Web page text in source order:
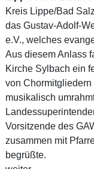
Kreis Lippe/Bad
das Gustav-Adolf-
e.V., welches
Aus diesem Anlass
Kirche Sylbach ein
von Chormitgliedern
musikalisch
Vorsitzende des
zusammen mit
begrüßte.